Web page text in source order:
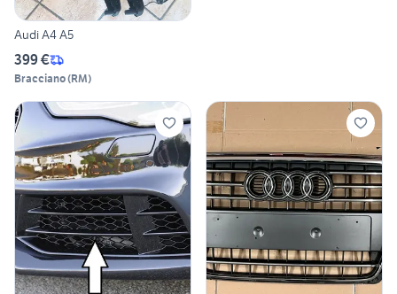
Audi A4 A5
399 €
Bracciano(RM)